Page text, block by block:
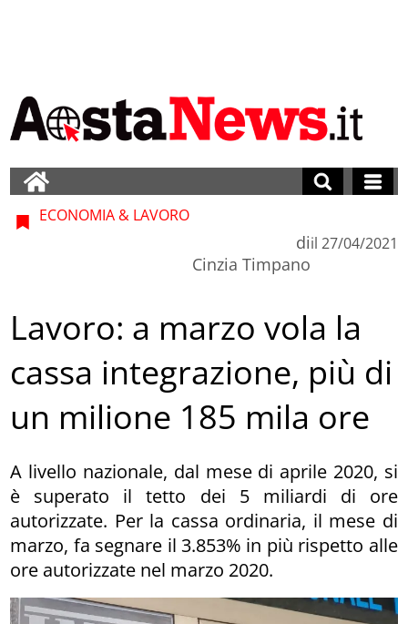
ECONOMIA & LAVORO
di
Cinzia Timpano
il 27/04/2021
Lavoro: a marzo vola la
cassa integrazione, più di
un milione 185 mila ore
A livello nazionale, dal mese di aprile 2020, si
è superato il tetto dei 5 miliardi di ore
autorizzate. Per la cassa ordinaria, il mese di
marzo, fa segnare il 3.853% in più rispetto alle
ore autorizzate nel marzo 2020.